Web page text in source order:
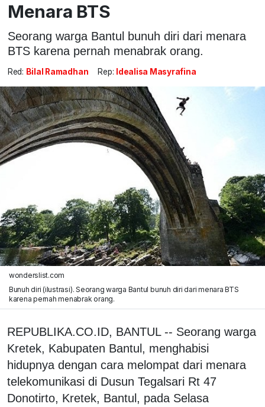
Menara BTS
Seorang warga Bantul bunuh diri dari menara
BTS karena pernah menabrak orang.
Red: Bilal Ramadhan Rep: Idealisa Masyrafina
wonderslist.com
Bunuh diri (ilustrasi). Seorang warga Bantul bunuh diri dari menara BTS
karena pernah menabrak orang.
REPUBLIKA.CO.ID, BANTUL -- Seorang warga
Kretek, Kabupaten Bantul, menghabisi
hidupnya dengan cara melompat dari menara
telekomunikasi di Dusun Tegalsari Rt 47
Donotirto, Kretek, Bantul, pada Selasa